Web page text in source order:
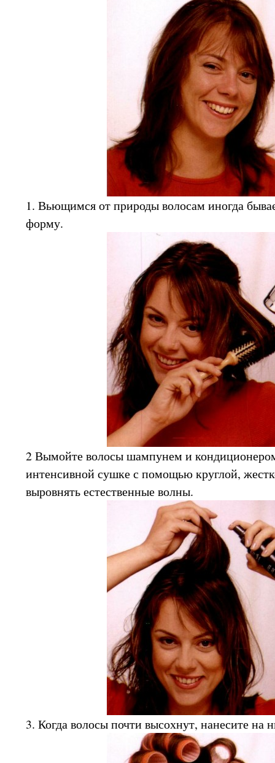
1. Вьющимся от природы волосам иногда
форму.
2 Вымойте волосы шампунем и
интенсивной сушке с помощью круглой,
выровнять естественные волны.
3. Когда волосы почти высохнут, нанесите на